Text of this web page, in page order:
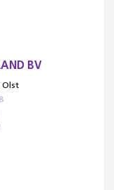
BV
Olst